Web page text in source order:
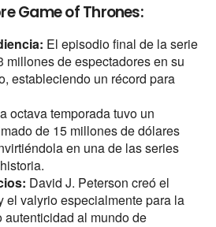
Game of Thrones:
El episodio final de la serie
millones de espectadores en su
estableciendo un récord para
octava temporada tuvo un
de 15 millones de dólares
en una de las series
David J. Peterson creó el
el valyrio especialmente para la
autenticidad al mundo de